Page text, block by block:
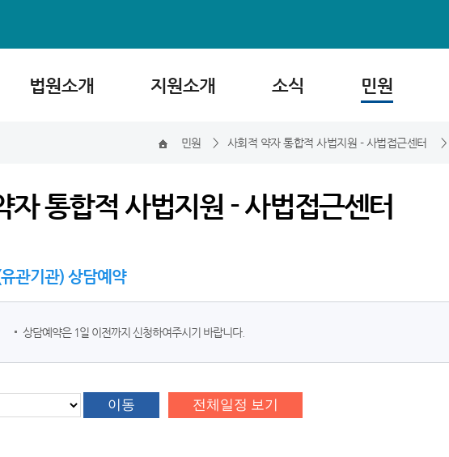
법원소개 지원소개 소식 민원
민원 > 사회적 약자 통합적 사법지원 - 사법접근센터 >
자 통합적 사법지원 - 사법접근센터
관기관) 상담예약
상담예약은 1일 이전까지 신청하여주시기 바랍니다.